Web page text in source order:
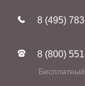
Новинки
Фабрики
Реставрация
Контакты
8 (495)
8 (800)